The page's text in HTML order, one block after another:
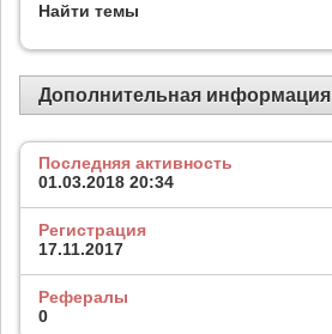
Найти темы
Дополнительная информация
Последняя активность
01.03.2018 20:34
Регистрация
17.11.2017
Рефералы
0